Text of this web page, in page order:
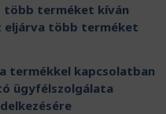
több terméket kíván
eljárva több terméket
termékkel kapcsolatban
ügyfélszolgálata